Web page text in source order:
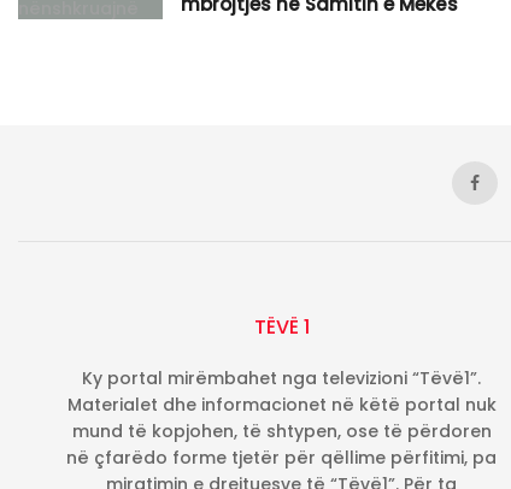
TËVË 1
Ky portal mirëmbahet nga televizioni “Tëvë1”.
Materialet dhe informacionet në këtë portal nuk
mund të kopjohen, të shtypen, ose të përdoren
në çfarëdo forme tjetër për qëllime përfitimi, pa
miratimin e drejtuesve të “Tëvë1”. Për ta